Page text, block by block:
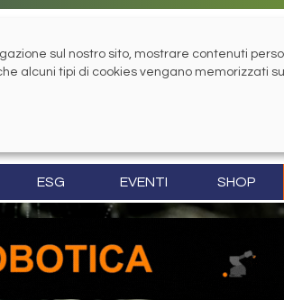
ESG EVENTI SHOP
sul nostro sito, mostrare contenuti
alcuni tipi di cookies vengano memorizzati